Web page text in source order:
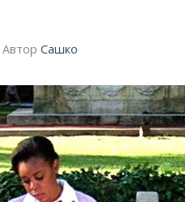
Автор Сашко